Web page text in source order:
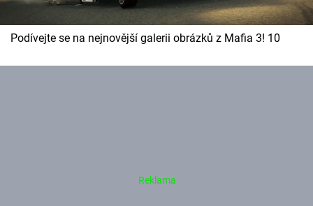
Podívejte se na nejnovější galerii obrázků z Mafia 3! 10